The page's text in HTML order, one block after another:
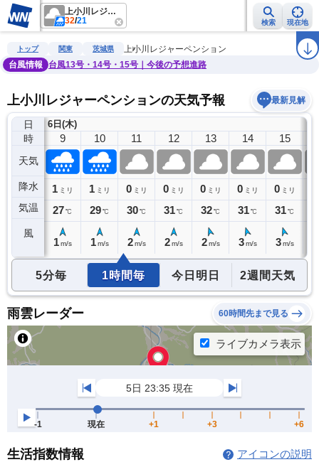
上小川レジャーペンション
32/21 検索 現在地
雨雲レーダー 台風情報 地震情報 警報・注意報 ラ
トップ 関東 茨城県
上小川レジャーペンション
台風情報
台風13号・14号・15号｜今後の予想進路
上小川レジャーペンションの天気予報 最新見解
日
時
天気
降水
気温
風
6日(木)
8
0ミリ
25℃
9
1 ミリ
27℃
1 m/s
10
1 ミリ
29℃
1 m/s
11
0 ミリ
30℃
2 m/s
12
0 ミリ
31℃
2 m/s
13
0 ミリ
32℃
2 m/s
14
0 ミリ
31℃
3 m/s
15
0 ミリ
31℃
3 m/s
5分毎 1時間毎 今日明日 2週間天気
雨雲レーダー 60時間先まで見る
生活指数情報 アイコンの説明